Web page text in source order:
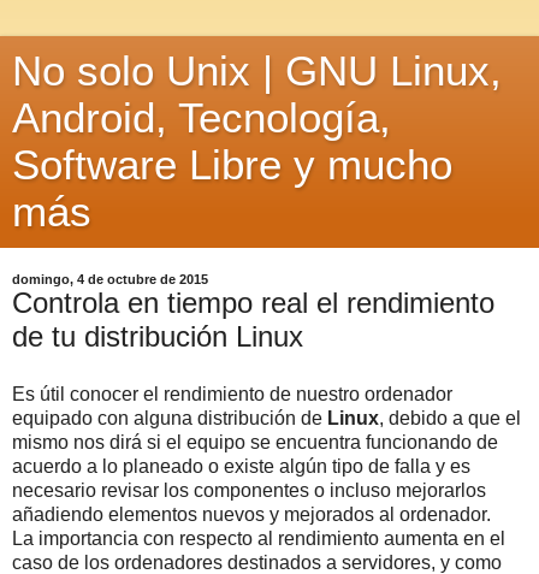
No solo Unix | GNU Linux,
Android, Tecnología,
Software Libre y mucho
más
domingo, 4 de octubre de 2015
Controla en tiempo real el rendimiento
de tu distribución Linux
Es útil conocer el rendimiento de nuestro ordenador
equipado con alguna distribución de Linux, debido a que el
mismo nos dirá si el equipo se encuentra funcionando de
acuerdo a lo planeado o existe algún tipo de falla y es
necesario revisar los componentes o incluso mejorarlos
añadiendo elementos nuevos y mejorados al ordenador.
La importancia con respecto al rendimiento aumenta en el
caso de los ordenadores destinados a servidores, y como